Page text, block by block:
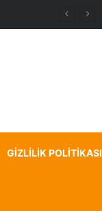
GIZLILIK POLITIKASI